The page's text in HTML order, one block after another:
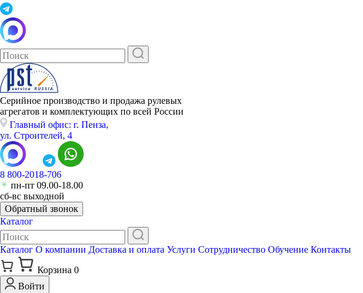
Серийное производство и продажа рулевых
агрегатов и комплектующих по всей России
Главный офис: г. Пенза,
ул. Строителей, 4
8 800-2018-706
пн-пт 09.00-18.00
сб-вс выходной
Обратный звонок
Каталог
Каталог О компании Доставка и оплата Услуги Сотрудничество Обучение Контакты
Корзина 0
Войти